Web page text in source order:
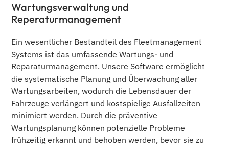
Wartungsverwaltung und
Reperaturmanagement
Ein wesentlicher Bestandteil des Fleetmanagement
Systems ist das umfassende Wartungs- und
Reparaturmanagement. Unsere Software ermöglicht
die systematische Planung und Überwachung aller
Wartungsarbeiten, wodurch die Lebensdauer der
Fahrzeuge verlängert und kostspielige Ausfallzeiten
minimiert werden. Durch die präventive
Wartungsplanung können potenzielle Probleme
frühzeitig erkannt und behoben werden, bevor sie zu